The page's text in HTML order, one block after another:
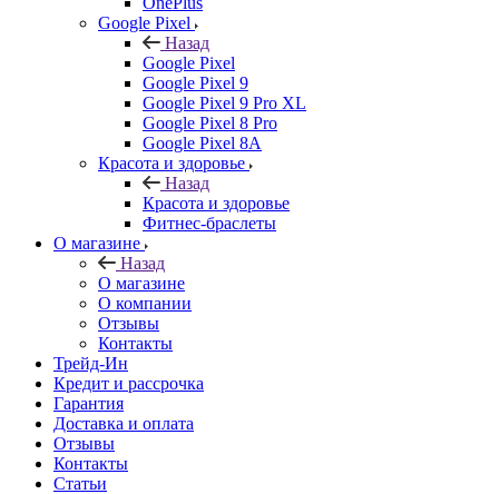
Google Pixel
Назад
Google Pixel
Google Pixel 9
Google Pixel 9 Pro XL
Google Pixel 8 Pro
Google Pixel 8A
Красота и здоровье
Назад
Красота и здоровье
Фитнес-браслеты
О магазине
Назад
О магазине
О компании
Отзывы
Контакты
Трейд-Ин
Кредит и рассрочка
Гарантия
Доставка и оплата
Отзывы
Контакты
Статьи